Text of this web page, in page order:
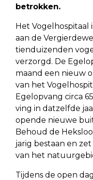
betrokken.
Het Vogelhospitaal
aan de
tienduizenden
verzorgd. De
maand een nieuw
van het
Egelopvang circa
ving in datzelfde
opende nieuwe
Behoud de
jarig bestaan en
van het
Tijdens de open